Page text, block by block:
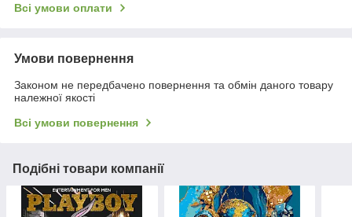
Всі умови оплати
Умови повернення
Законом не передбачено повернення та обмін даного товару
належної якості
Всі умови повернення
Подібні товари компанії